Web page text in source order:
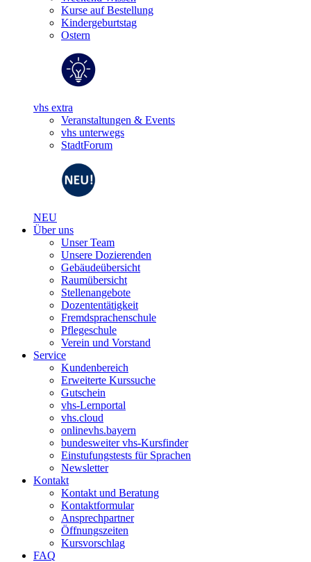
Kurse auf Bestellung
Kindergeburtstag
Ostern
vhs extra
Veranstaltungen & Events
vhs unterwegs
StadtForum
NEU
Über uns
Unser Team
Unsere Dozierenden
Gebäudeübersicht
Raumübersicht
Stellenangebote
Dozententätigkeit
Fremdsprachenschule
Pflegeschule
Verein und Vorstand
Service
Kundenbereich
Erweiterte Kurssuche
Gutschein
vhs-Lernportal
vhs.cloud
onlinevhs.bayern
bundesweiter vhs-Kursfinder
Einstufungstests für Sprachen
Newsletter
Kontakt
Kontakt und Beratung
Kontaktformular
Ansprechpartner
Öffnungszeiten
Kursvorschlag
FAQ